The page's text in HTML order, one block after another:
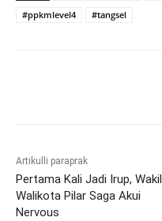
#ppkmlevel4
#tangsel
Artikulli paraprak
Pertama Kali Jadi Irup, Wakil
Walikota Pilar Saga Akui
Nervous